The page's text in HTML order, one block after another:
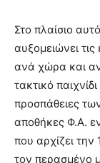
Στο πλαίσιο
αυξομειώνει
ανά χώρα και
τακτικό
προσπάθειες
αποθήκες Φ.Α.
που αρχίζει
τον περασμένο